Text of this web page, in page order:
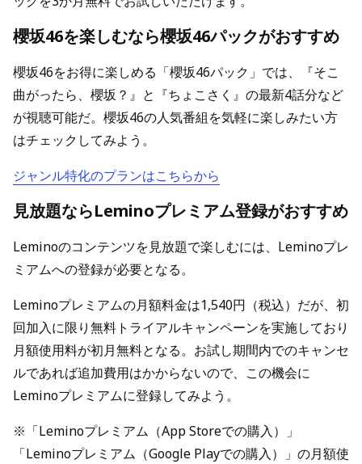
櫻坂46を楽しむなら櫻坂46パックがおすすめ
櫻坂46をお得に楽しめる「櫻坂46パック」では、『そこ
曲がったら、櫻坂？』と『ちょこさく』の最新4話分など
が視聴可能だ。櫻坂46の人気番組を気軽に楽しみたい方
はチェックしてみよう。
ジャンル特化のプランはこちらから
見放題ならLeminoプレミアム登録がおすすめ
Leminoのコンテンツを見放題で楽しむには、Leminoプレ
ミアムへの登録が必要となる。
Leminoプレミアムの月額料金は1,540円（税込）だが、初
回加入に限り無料トライアルキャンペーンを実施しており
月額使用料が初月無料となる。お試し期間内でのキャンセ
ルであれば追加費用はかからないので、この機会に
Leminoプレミアムに登録してみよう。
※「Leminoプレミアム（App Storeでの購入）」
「Leminoプレミアム（Google Playでの購入）」の月額使